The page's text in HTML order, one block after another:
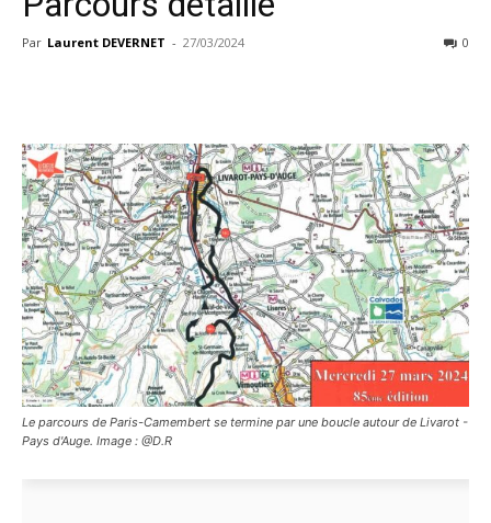
Par Laurent DEVERNET - 27/03/2024 0
Le parcours de Paris-Camembert se termine par une boucle autour de Livarot -
Pays d'Auge. Image : @D.R